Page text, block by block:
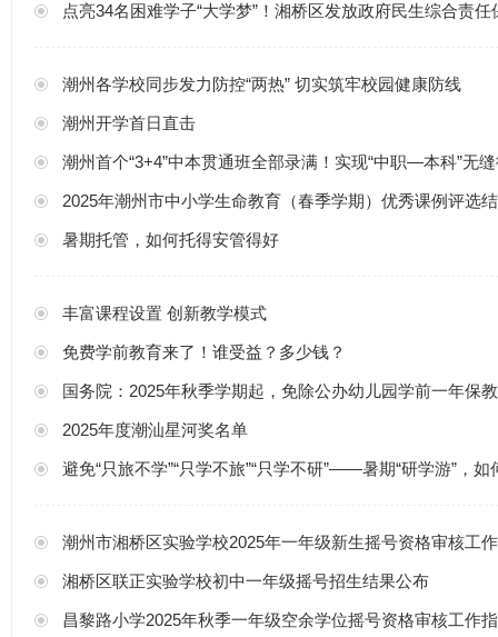
点亮34名困难学子“大学梦”！湘桥区发放政府民生综合责任
潮州各学校同步发力防控“两热” 切实筑牢校园健康防线
潮州开学首日直击
潮州首个“3+4”中本贯通班全部录满！实现“中职—本科”无
2025年潮州市中小学生命教育（春季学期）优秀课例评选
暑期托管，如何托得安管得好
丰富课程设置 创新教学模式
免费学前教育来了！谁受益？多少钱？
国务院：2025年秋季学期起，免除公办幼儿园学前一年保
2025年度潮汕星河奖名单
避免“只旅不学”“只学不旅”“只学不研”——暑期“研学游”，如
潮州市湘桥区实验学校2025年一年级新生摇号资格审核工
湘桥区联正实验学校初中一年级摇号招生结果公布
昌黎路小学2025年秋季一年级空余学位摇号资格审核工作